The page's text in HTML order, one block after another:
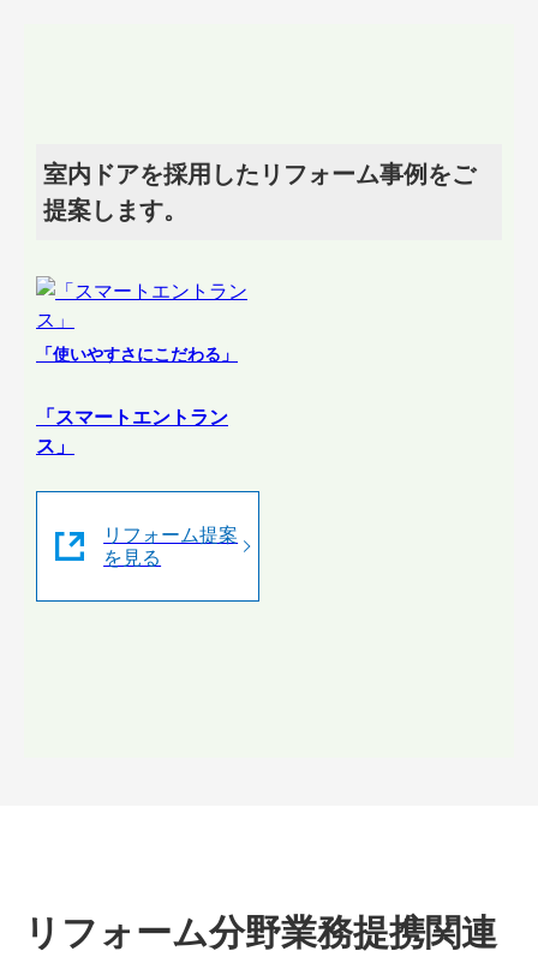
室内ドアを採用したリフォーム事例をご
提案します。
「使いやすさにこだわる」
「スマートエントラン
ス」
リフォーム提案
を見る
リフォーム分野業務提携関連